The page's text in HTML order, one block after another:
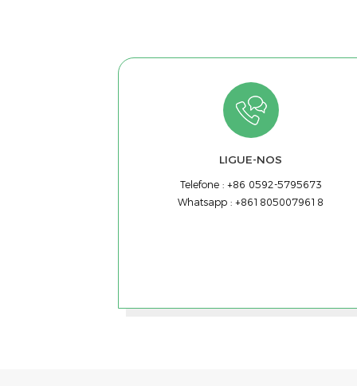
LIGUE-NOS
Telefone : +86 0592-5795673
Whatsapp :+8618050079618